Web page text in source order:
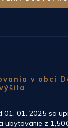
v obci
01. 01. 2025 sa
ubytovanie z